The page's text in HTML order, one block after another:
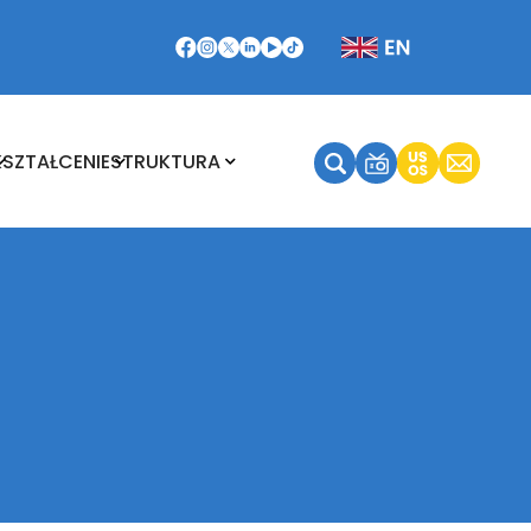
STRUKTURA